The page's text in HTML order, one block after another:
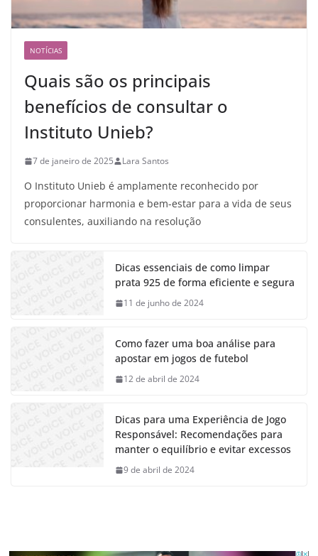
NOTÍCIAS
Quais são os principais
benefícios de consultar o
Instituto Unieb?
7 de janeiro de 2025 Lara Santos
O Instituto Unieb é amplamente reconhecido por
proporcionar harmonia e bem-estar para a vida de seus
consulentes, auxiliando na resolução
Dicas essenciais de como limpar
prata 925 de forma eficiente e segura
11 de junho de 2024
Como fazer uma boa análise para
apostar em jogos de futebol
12 de abril de 2024
Dicas para uma Experiência de Jogo
Responsável: Recomendações para
manter o equilíbrio e evitar excessos
9 de abril de 2024